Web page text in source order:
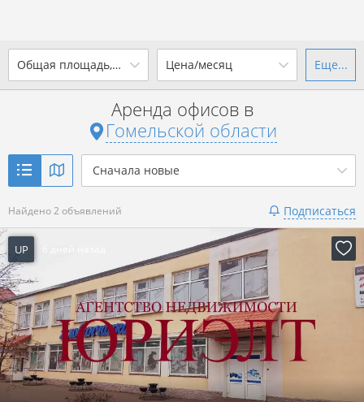
Общая площадь, м
до
Показать 2 объявления
Цена/месяц
от до
р. за м
Показать 2 объявления
Еще...
Аренда офисов в
Гомельской области
Сначала новые
Найдено 2 объявлений Подписаться
UP
Ваш город -state Гомельская
область
Да Выбрать город